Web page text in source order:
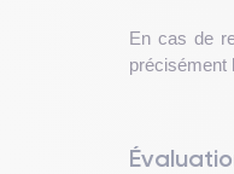
En cas de
précisément